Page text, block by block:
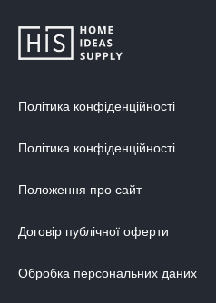
Політика конфіденційності
Політика конфіденційності
Положення про сайт
Договір публічної оферти
Обробка персональних даних